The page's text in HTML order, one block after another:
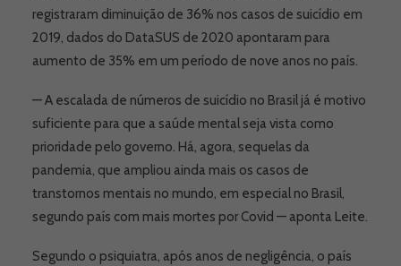
registraram diminuição de 36% nos casos de suicídio em
2019, dados do DataSUS de 2020 apontaram para
aumento de 35% em um período de nove anos no país.
— A escalada de números de suicídio no Brasil já é motivo
suficiente para que a saúde mental seja vista como
prioridade pelo governo. Há, agora, sequelas da
pandemia, que ampliou ainda mais os casos de
transtornos mentais no mundo, em especial no Brasil,
segundo país com mais mortes por Covid — aponta Leite.
Segundo o psiquiatra, após anos de negligência, o país